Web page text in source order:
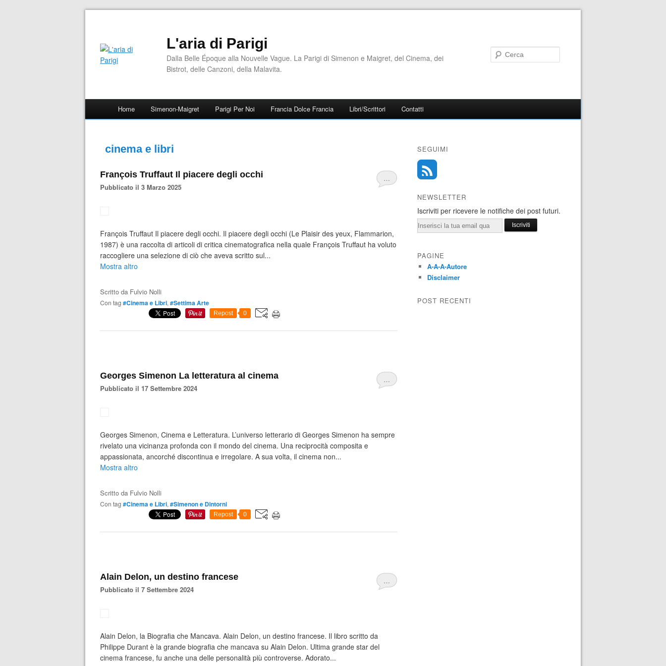
L'aria di Parigi
Dalla Belle Époque alla Nouvelle Vague. La Parigi di Simenon e Maigret, del Cinema, dei
Bistrot, delle Canzoni, della Malavita.
Home Simenon-Maigret Parigi Per Noi Francia Dolce Francia Libri/Scrittori Contatti
cinema e libri
…
François Truffaut Il piacere degli occhi
Pubblicato il 3 Marzo 2025
François Truffaut Il piacere degli occhi. Il piacere degli occhi (Le Plaisir des yeux, Flammarion,
1987) è una raccolta di articoli di critica cinematografica nella quale François Truffaut ha voluto
raccogliere una selezione di ciò che aveva scritto sul...
Mostra altro
Scritto da Fulvio Nolli
Con tag #Cinema e Libri, #Settima Arte
Repost 0
…
Georges Simenon La letteratura al cinema
Pubblicato il 17 Settembre 2024
Georges Simenon, Cinema e Letteratura. L’universo letterario di Georges Simenon ha sempre
rivelato una vicinanza profonda con il mondo del cinema. Una reciprocità composita e
appassionata, ancorché discontinua e irregolare. A sua volta, il cinema non...
Mostra altro
Scritto da Fulvio Nolli
Con tag #Cinema e Libri, #Simenon e Dintorni
Repost 0
…
Alain Delon, un destino francese
Pubblicato il 7 Settembre 2024
Alain Delon, la Biografia che Mancava. Alain Delon, un destino francese. Il libro scritto da
Philippe Durant è la grande biografia che mancava su Alain Delon. Ultima grande star del
cinema francese, fu anche una delle personalità più controverse. Adorato...
SEGUIMI
NEWSLETTER
Iscriviti per ricevere le notifiche dei post futuri.
Email
PAGINE
A-A-A-Autore
Disclaimer
POST RECENTI